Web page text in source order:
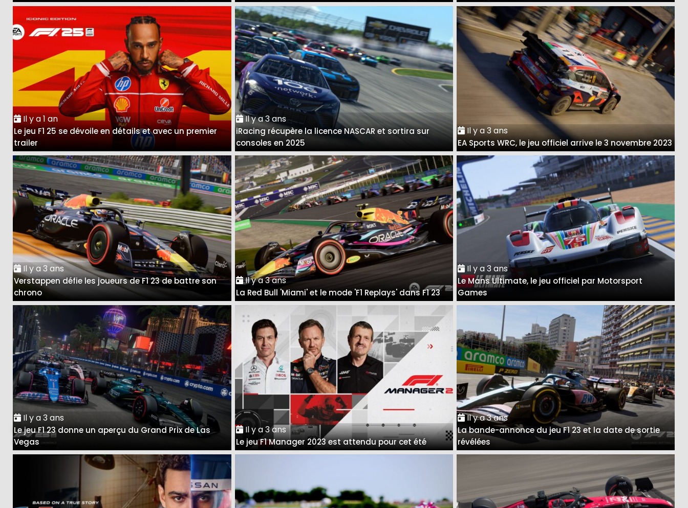
Il y a 1 an
Le jeu F1 25 se dévoile en détails et avec un premier
trailer
Il y a 3 ans
iRacing récupère la licence NASCAR et sortira sur
consoles en 2025
Il y a 3 ans
EA Sports WRC, le jeu officiel arrive le 3 novembre 2023
Il y a 3 ans
Verstappen défie les joueurs de F1 23 de battre son
chrono
Il y a 3 ans
La Red Bull 'Miami' et le mode 'F1 Replays' dans F1 23
Il y a 3 ans
Le Mans Ultimate, le jeu officiel par Motorsport
Games
Il y a 3 ans
Le jeu F1 23 donne un aperçu du Grand Prix de Las
Vegas
Il y a 3 ans
Le jeu F1 Manager 2023 est attendu pour cet été
Il y a 3 ans
La bande-annonce du jeu F1 23 et la date de sortie
révélées